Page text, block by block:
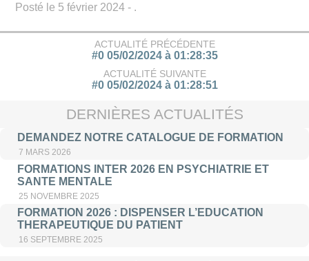
Posté le 5 février 2024 - .
ACTUALITÉ PRÉCÉDENTE
#0 05/02/2024 à 01:28:35
ACTUALITÉ SUIVANTE
#0 05/02/2024 à 01:28:51
DERNIÈRES ACTUALITÉS
DEMANDEZ NOTRE CATALOGUE DE FORMATION
7 MARS 2026
FORMATIONS INTER 2026 EN PSYCHIATRIE ET
SANTE MENTALE
25 NOVEMBRE 2025
FORMATION 2026 : DISPENSER L’EDUCATION
THERAPEUTIQUE DU PATIENT
16 SEPTEMBRE 2025